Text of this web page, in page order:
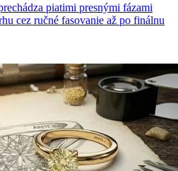
piatimi presnými fázami
cez ručné fasovanie až po finálnu